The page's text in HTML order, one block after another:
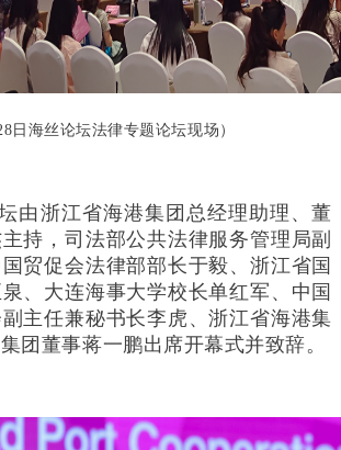
日海丝论坛法律专题论坛现场）
由浙江省海港集团总经理助理、董
持，司法部公共法律服务管理局副
贸促会法律部部长于毅、浙江省国
、大连海事大学校长单红军、中国
主任兼秘书长李虎、浙江省海港集
团董事蒋一鹏出席开幕式并致辞。